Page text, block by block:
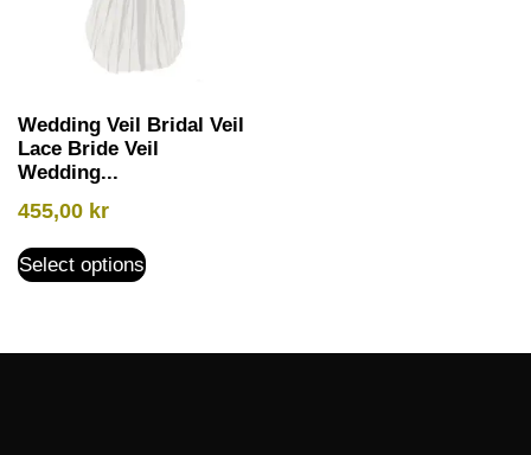
Wedding Veil Bridal Veil
Lace Bride Veil
Wedding...
455,00 kr
Select options